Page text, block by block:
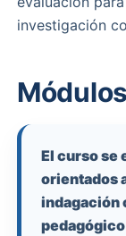
investigación
El curso se
orientados
indagación
pedagógico